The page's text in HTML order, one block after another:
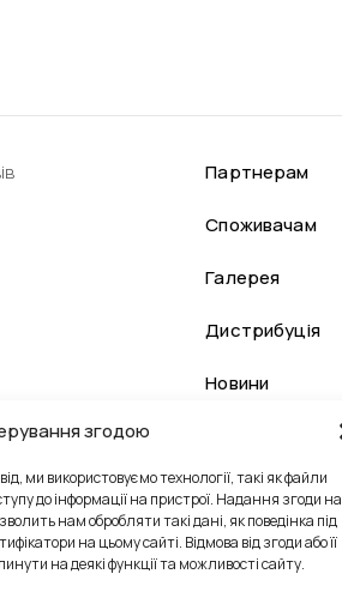
згодою
ми використовуємо технології, такі як файли
до інформації на пристрої. Надання згоди на
нам обробляти такі дані, як поведінка під
на цьому сайті. Відмова від згоди або її
на деякі функції та можливості сайту.
Партнерам
Споживачам
Галерея
Дистрибуція
Новини